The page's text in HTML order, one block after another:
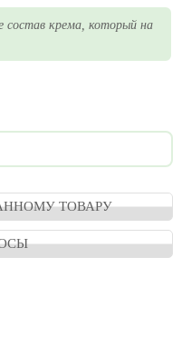
крема, который на
ТОВАРУ